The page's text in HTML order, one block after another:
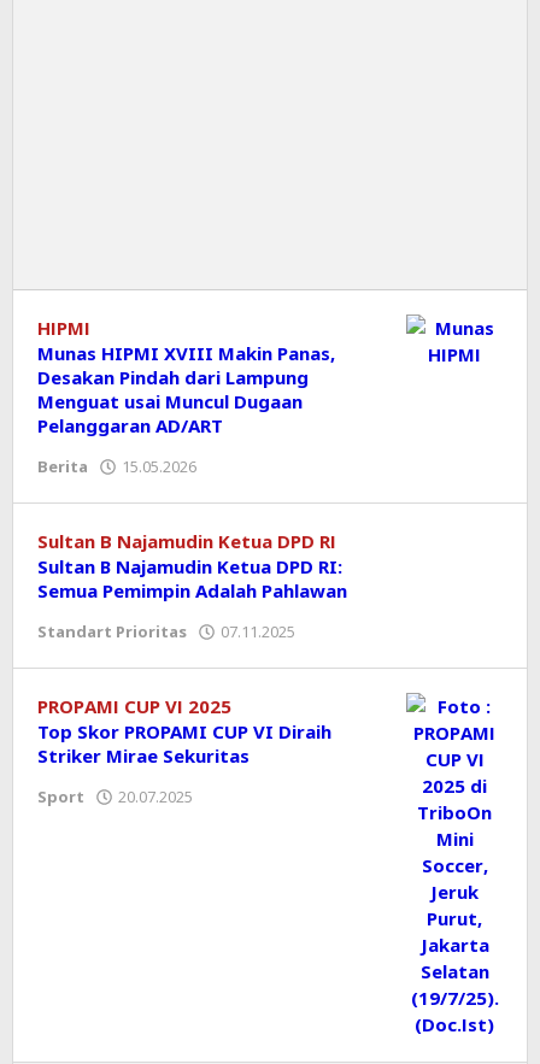
HIPMI
Munas HIPMI XVIII Makin Panas,
Desakan Pindah dari Lampung
Menguat usai Muncul Dugaan
Pelanggaran AD/ART
Berita 15.05.2026
Sultan B Najamudin Ketua DPD RI
Sultan B Najamudin Ketua DPD RI:
Semua Pemimpin Adalah Pahlawan
Standart Prioritas 07.11.2025
PROPAMI CUP VI 2025
Top Skor PROPAMI CUP VI Diraih
Striker Mirae Sekuritas
Sport 20.07.2025